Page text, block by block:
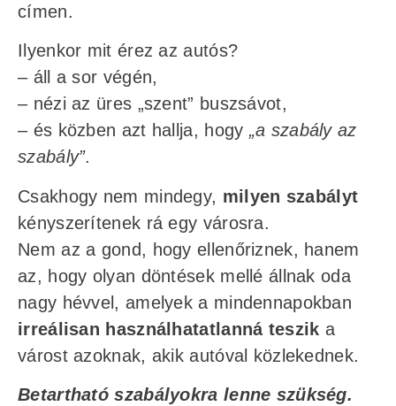
címen.
Ilyenkor mit érez az autós?
– áll a sor végén,
– nézi az üres „szent” buszsávot,
– és közben azt hallja, hogy „a szabály az
szabály”.
Csakhogy nem mindegy, milyen szabályt
kényszerítenek rá egy városra.
Nem az a gond, hogy ellenőriznek, hanem
az, hogy olyan döntések mellé állnak oda
nagy hévvel, amelyek a mindennapokban
irreálisan használhatatlanná teszik a
várost azoknak, akik autóval közlekednek.
Betartható szabályokra lenne szükség.